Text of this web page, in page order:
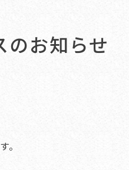
のお知らせ
。